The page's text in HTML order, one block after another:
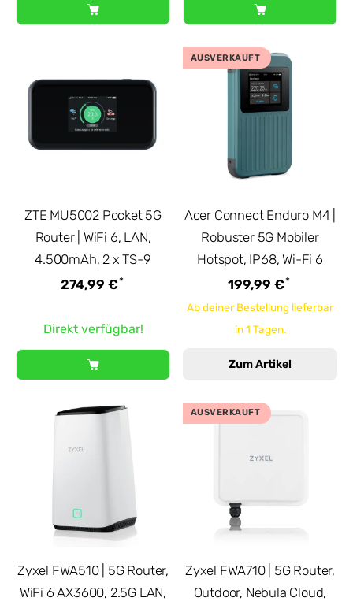
ZTE MU5002 Pocket 5G
Router | WiFi 6, LAN,
4.500mAh, 2 x TS-9
274,99 €*
Direkt verfügbar!
AUSVERKAUFT
Acer Connect Enduro M4 |
Robuster 5G Mobiler
Hotspot, IP68, Wi-Fi 6
199,99 €*
Ab deiner Bestellung lieferbar
in 1 Tagen.
Zum Artikel
Zyxel FWA510 | 5G Router,
WiFi 6 AX3600, 2.5G LAN,
AUSVERKAUFT
Zyxel FWA710 | 5G Router,
Outdoor, Nebula Cloud,